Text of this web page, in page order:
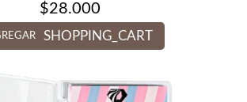
$28.000
SHOPPING_CART